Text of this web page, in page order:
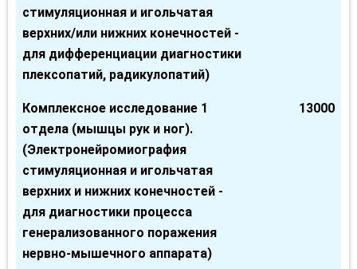
стимуляционная и игольчатая
верхних/или нижних конечностей -
для дифференциации диагностики
плексопатий, радикулопатий)
Комплексное исследование 1
отдела (мышцы рук и ног).
(Электронейромиография
стимуляционная и игольчатая
верхних и нижних конечностей -
для диагностики процесса
генерализованного поражения
нервно-мышечного аппарата)
13000